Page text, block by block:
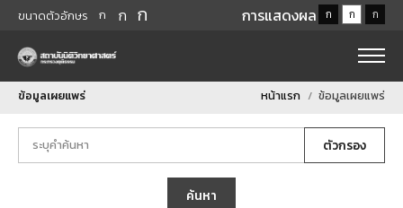
ขนาดตัวอักษร ก ก ก การแสดงผล ก ก ก
ข้อมูลเผยแพร่ หน้าแรก ข้อมูลเผยแพร่
ตัวกรอง
ค้นหา